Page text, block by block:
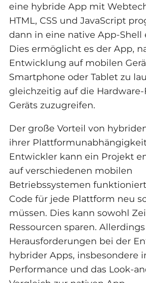
eine hybride App mit
HTML, CSS und JavaScript
dann in eine native App-Shell
Dies ermöglicht es der App,
Entwicklung auf mobilen
Smartphone oder Tablet zu
gleichzeitig auf die
Geräts zuzugreifen.
Der große Vorteil von
ihrer
Entwickler kann ein Projekt
auf verschiedenen mobilen
Betriebssystemen
Code für jede Plattform neu
müssen. Dies kann sowohl
Ressourcen sparen.
Herausforderungen bei der
hybrider Apps, insbesondere
Performance und das Look-